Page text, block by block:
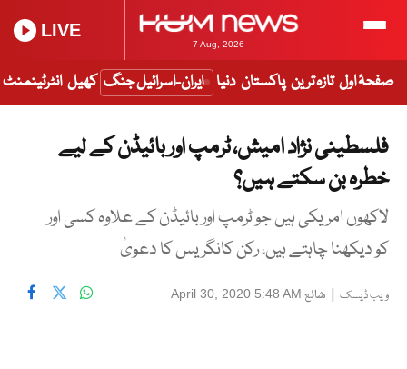
7 Aug, 2026
LIVE
صفحۂ اول تازہ ترین پاکستان دنیا ایران-اسرائیل جنگ کھیل انٹرٹینمنٹ
فلسطینی نژاد امیش، ٹرمپ اور بائیڈن کے لیے
خطرہ بن سکتے ہیں؟
لاکھوں امریکی ہیں جو ٹرمپ اور بائیڈن کے علاوہ کسی اور
کو دیکھنا چاہتے ہیں، رکن کانگریس کا دعویٰ
ویب ڈیسک | شائع April 30, 2020 5:48 AM